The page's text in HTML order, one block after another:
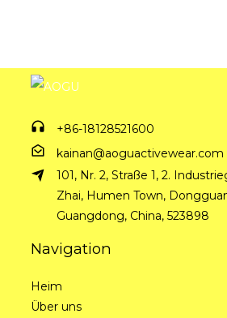
+86-18128521600
kainan@aoguactivewear.com
101, Nr. 2, Straße 1, 2.
Zhai, Humen Town,
Guangdong, China, 523898
Navigation
Heim
Über uns